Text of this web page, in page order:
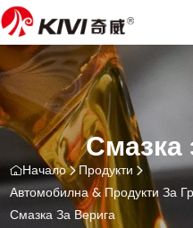
Смазка
Начало Продукти
Автомобилна & Продукти За
Смазка За Верига